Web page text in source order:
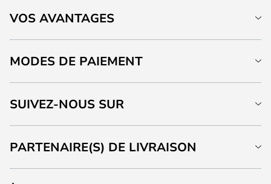
VOS AVANTAGES
MODES DE PAIEMENT
SUIVEZ-NOUS SUR
PARTENAIRE(S) DE LIVRAISON